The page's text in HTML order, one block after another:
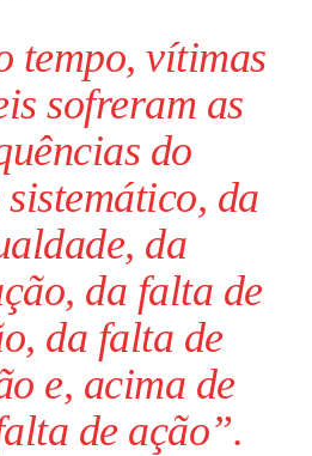
tempo, vítimas
sofreram as
do
da
da
da falta de
da falta de
e, acima de
de ação”.